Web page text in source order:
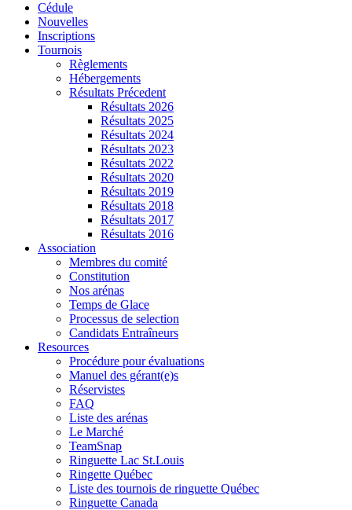
Cédule
Nouvelles
Inscriptions
Tournois
Règlements
Hébergements
Résultats Précedent
Résultats 2026
Résultats 2025
Résultats 2024
Résultats 2023
Résultats 2022
Résultats 2020
Résultats 2019
Résultats 2018
Résultats 2017
Résultats 2016
Association
Membres du comité
Constitution
Nos arénas
Temps de Glace
Processus de selection
Candidats Entraîneurs
Resources
Procédure pour évaluations
Manuel des gérant(e)s
Réservistes
FAQ
Liste des arénas
Le Marché
TeamSnap
Ringuette Lac St.Louis
Ringette Québec
Liste des tournois de ringuette Québec
Ringuette Canada